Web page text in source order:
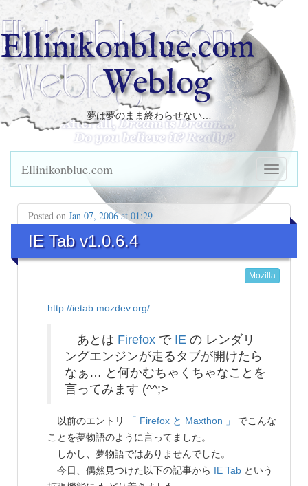
Ellinikonblue.com
Weblog
夢は夢のまま終わらせない…
Ellinikonblue.com
Posted on Jan 07, 2006 at 01:29
IE Tab v1.0.6.4
Mozilla
http://ietab.mozdev.org/
あとは Firefox で IE の レンダリ
ングエンジンが走るタブが開けたら
なぁ… と何かむちゃくちゃなことを
言ってみます (^^;>
以前のエントリ 「 Firefox と Maxthon 」
でこんな
ことを夢物語のように言ってました。
しかし、夢物語ではありませんでした。
今日、偶然見つけた以下の記事から IE Tab という